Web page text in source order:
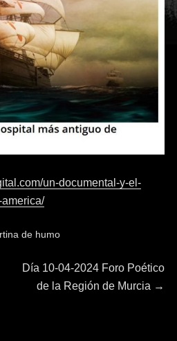
un-documental-y-el-
de humo
Entrada
siguiente:
Día 10-04-2024 Foro Poético
de la Región de Murcia →